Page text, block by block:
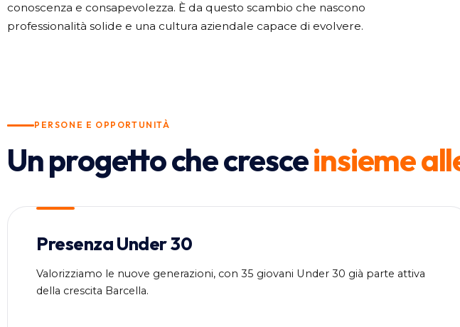
conoscenza e consapevolezza. È da questo scambio che nascono
professionalità solide e una cultura aziendale capace di evolvere.
PERSONE E OPPORTUNITÀ
Un progetto che cresceinsieme
Presenza Under 30
Valorizziamo le nuove generazioni, con 35 giovani Under 30 già parte attiva
della crescita Barcella.